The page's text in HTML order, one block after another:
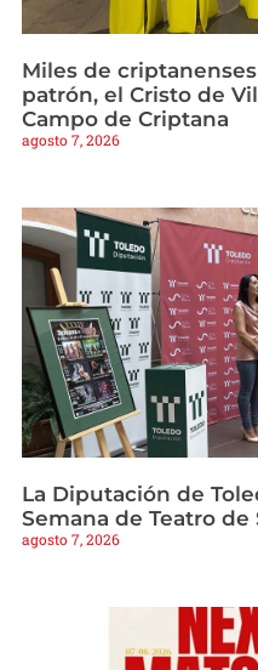
Miles de
patrón, el Cristo de
Campo de Criptana
agosto 7, 2026
La Diputación de
Semana de Teatro de
agosto 7, 2026